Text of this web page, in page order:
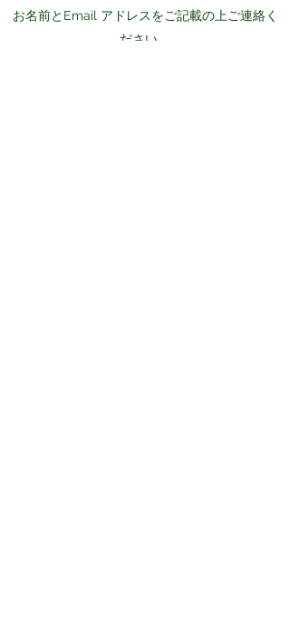
お名前とEmail アドレスをご記載の上ご連絡く
ださい。